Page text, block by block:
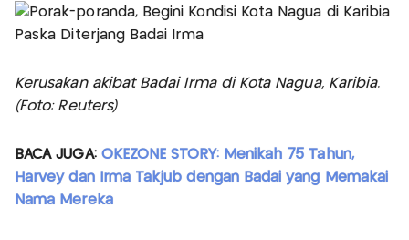
Kerusakan akibat Badai Irma di Kota Nagua, Karibia.
(Foto: Reuters)
BACA JUGA: OKEZONE STORY: Menikah 75 Tahun,
Harvey dan Irma Takjub dengan Badai yang Memakai
Nama Mereka